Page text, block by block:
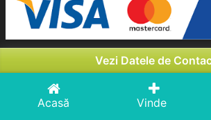
Vezi Datele de
Acasă Vinde
Drepturi de Autor © 2026zappads.ro.
Rezervate